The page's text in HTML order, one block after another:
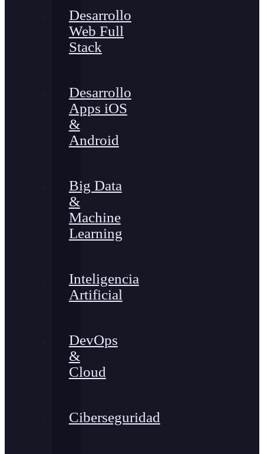
Desarrollo
Web Full
Stack
Desarrollo
Apps iOS
&
Android
Big Data
&
Machine
Learning
Inteligencia
Artificial
DevOps
&
Cloud
Ciberseguridad